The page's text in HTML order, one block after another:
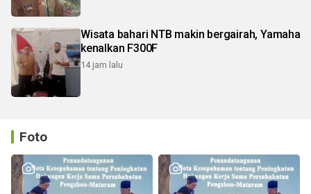
Wisata bahari NTB makin bergairah, Yamaha
kenalkan F300F
14 jam lalu
Foto